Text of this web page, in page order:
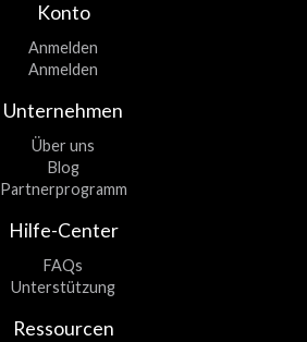
Konto
Anmelden
Anmelden
Unternehmen
Über uns
Blog
Partnerprogramm
Hilfe-Center
FAQs
Unterstützung
Ressourcen